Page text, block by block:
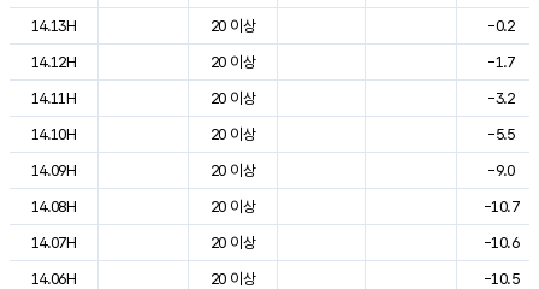
14.13H
20 이상
-0.2
14.12H
20 이상
-1.7
14.11H
20 이상
-3.2
14.10H
20 이상
-5.5
14.09H
20 이상
-9.0
14.08H
20 이상
-10.7
14.07H
20 이상
-10.6
14.06H
20 이상
-10.5